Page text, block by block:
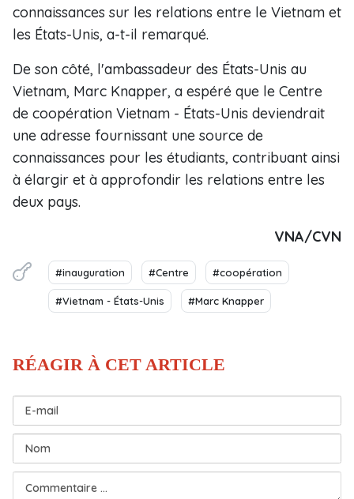
connaissances sur les relations entre le Vietnam et
les États-Unis, a-t-il remarqué.
De son côté, l'ambassadeur des États-Unis au
Vietnam, Marc Knapper, a espéré que le Centre
de coopération Vietnam - États-Unis deviendrait
une adresse fournissant une source de
connaissances pour les étudiants, contribuant ainsi
à élargir et à approfondir les relations entre les
deux pays.
VNA/CVN
#inauguration #Centre #coopération
#Vietnam - États-Unis #Marc Knapper